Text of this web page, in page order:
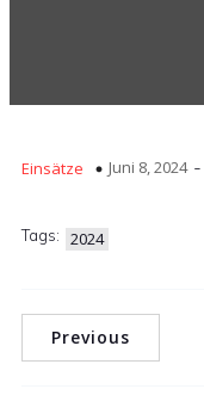
Einsätze Juni 8, 2024 -
Tags: 2024
Previous